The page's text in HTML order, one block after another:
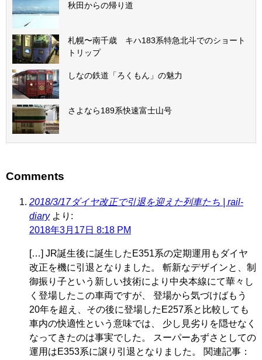
秋田からの帰り道
札幌〜南千歳 キハ183系特急北斗でのショート
トリップ
しなの鉄道「ろくもん」の魅力
さよなら189系快速富士山号
Comments
2018/3/17ダイヤ改正で引退を迎えた列車たち | rail-
diary より:
2018年3月17日 8:18 PM
[…] JR誕生後に誕生したE351系の定期運用もダイヤ
改正を機に引退となりました。 斬新なデザインと、制
御振り子という新しい技術により中央本線にて華々し
く登場したこの車両ですが、 登場から気づけばもう
20年を超え、その後に登場したE257系と比較しても
車内の快適性という意味では、 少し見劣りを隠せなく
なってきたのは事実でした。 スーパーあずさとしての
運用はE353系に譲り引退となりました。 関連記事：